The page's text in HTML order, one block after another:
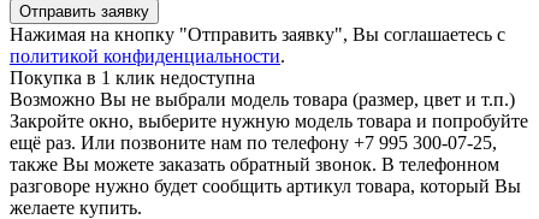
Отправить заявку
Нажимая на кнопку "Отправить заявку", Вы соглашаетесь с
политикой конфиденциальности.
Покупка в 1 клик недоступна
Возможно Вы не выбрали модель товара (размер, цвет и т.п.)
Закройте окно, выберите нужную модель товара и попробуйте
ещё раз. Или позвоните нам по телефону +7 995 300-07-25,
также Вы можете заказать обратный звонок. В телефонном
разговоре нужно будет сообщить артикул товара, который Вы
желаете купить.